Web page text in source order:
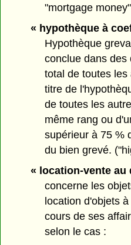
"mortgage
« hypothèque à
Hypothèque
conclue dans des
total de toutes
titre de
de toutes les
même rang ou
supérieur à 75 %
du bien grevé.
« location-vente au
concerne les
location d'objets
cours de ses
selon le cas :